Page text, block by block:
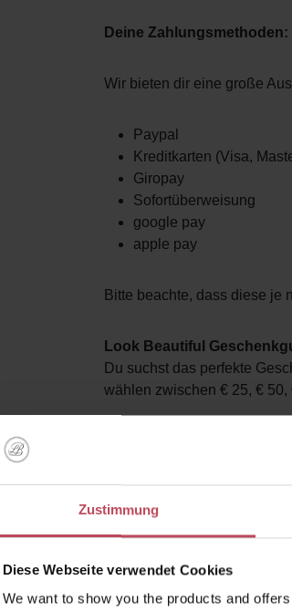
Zustimmung
Diese Webseite verwendet Cookies
We want to show you the products and
Deine Zahlungsmethoden:
Wir bieten dir eine große
Paypal
Kreditkarten (Visa,
Giropay
Sofortüberweisung
google pay
apple pay
Bitte beachte, dass diese je
Look Beautiful
Du suchst das perfekte
wählen zwischen € 25, €
Dass du dich
Grund der Stornierung.
bitten wir um Verständnis,
Wie sende ich einen